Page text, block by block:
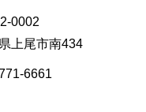
0002
上尾市南434
6661